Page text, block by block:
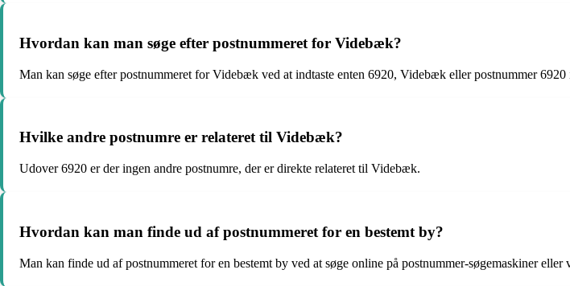
Hvordan kan man søge efter postnummeret for Videbæk?
Man kan søge efter postnummeret for Videbæk ved at indtaste enten 6920, Videbæk eller postnummer 6920
Hvilke andre postnumre er relateret til Videbæk?
Udover 6920 er der ingen andre postnumre, der er direkte relateret til Videbæk.
Hvordan kan man finde ud af postnummeret for en bestemt by?
Man kan finde ud af postnummeret for en bestemt by ved at søge online på postnummer-søgemaskiner eller